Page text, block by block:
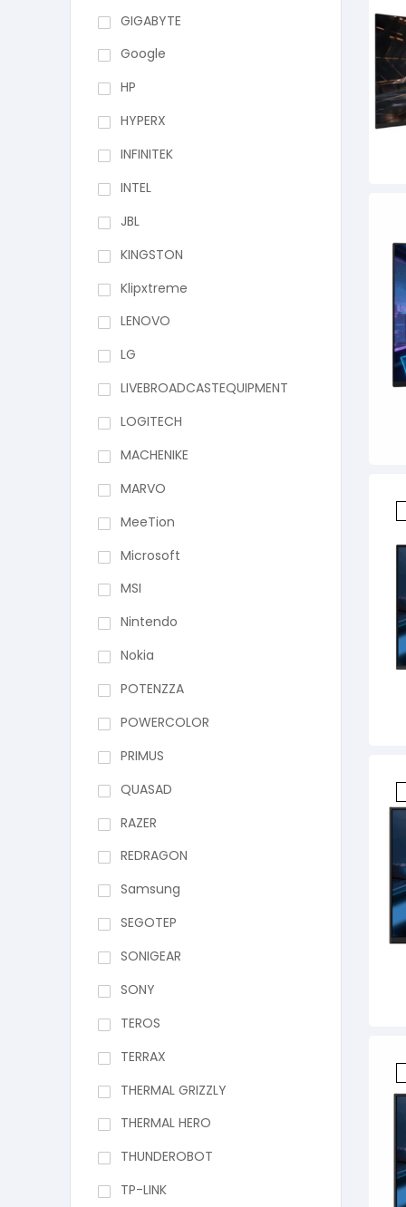
GIGABYTE
Google
HP
HYPERX
INFINITEK
INTEL
JBL
KINGSTON
Klipxtreme
LENOVO
LG
LIVEBROADCASTEQUIPMENT
LOGITECH
MACHENIKE
MARVO
MeeTion
Microsoft
MSI
Nintendo
Nokia
POTENZZA
POWERCOLOR
PRIMUS
QUASAD
RAZER
REDRAGON
Samsung
SEGOTEP
SONIGEAR
SONY
TEROS
TERRAX
THERMAL GRIZZLY
THERMAL HERO
THUNDEROBOT
TP-LINK